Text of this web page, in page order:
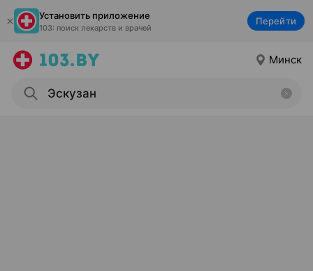
Установить приложение
103: поиск лекарств и врачей
Перейти
Минск